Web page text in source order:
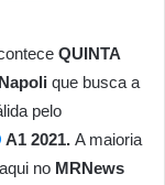
QUINTA
Napoli que busca a
pelo
A1 2021. A maioria
no MRNews